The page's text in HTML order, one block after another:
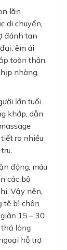
lăn
di chuyển,
đánh tan
êm ái
toàn thân.
nhàng,
lớn tuổi
khớp, dẫn
ra nhiều
động, máu
các bộ
Vậy nên,
tê bì chân
15 – 30
lỏng
hỗ trợ